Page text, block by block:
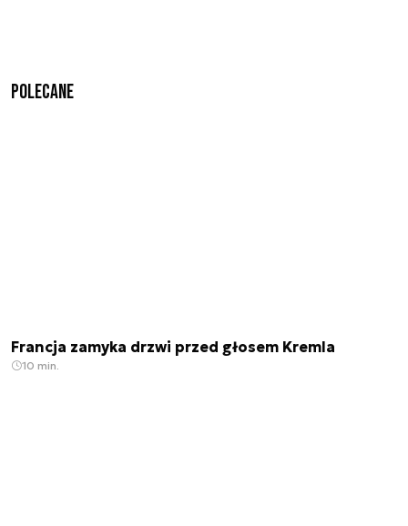
Polecane
Francja zamyka drzwi przed głosem Kremla
10 min.